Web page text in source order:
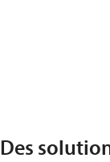
Des